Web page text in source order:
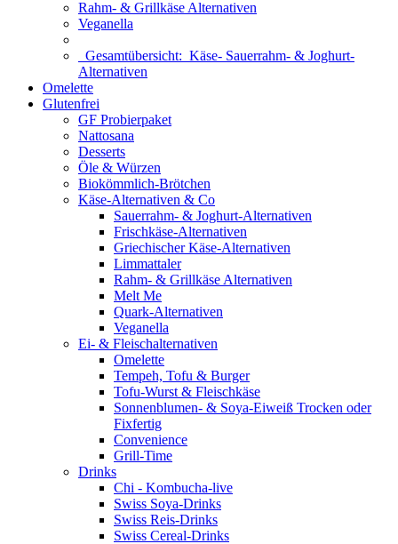
Rahm- & Grillkäse Alternativen
Veganella
Gesamtübersicht: Käse- Sauerrahm- & Joghurt-
Alternativen
Omelette
Glutenfrei
GF Probierpaket
Nattosana
Desserts
Öle & Würzen
Biokömmlich-Brötchen
Käse-Alternativen & Co
Sauerrahm- & Joghurt-Alternativen
Frischkäse-Alternativen
Griechischer Käse-Alternativen
Limmattaler
Rahm- & Grillkäse Alternativen
Melt Me
Quark-Alternativen
Veganella
Ei- & Fleischalternativen
Omelette
Tempeh, Tofu & Burger
Tofu-Wurst & Fleischkäse
Sonnenblumen- & Soya-Eiweiß Trocken oder
Fixfertig
Convenience
Grill-Time
Drinks
Chi - Kombucha-live
Swiss Soya-Drinks
Swiss Reis-Drinks
Swiss Cereal-Drinks